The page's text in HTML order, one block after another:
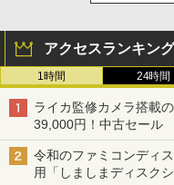
アクセスランキング
1時間 24時間
ライカ監修カメラ搭載
39,000円！中古セール
令和のファミコンディ
用「しましまディスクシ